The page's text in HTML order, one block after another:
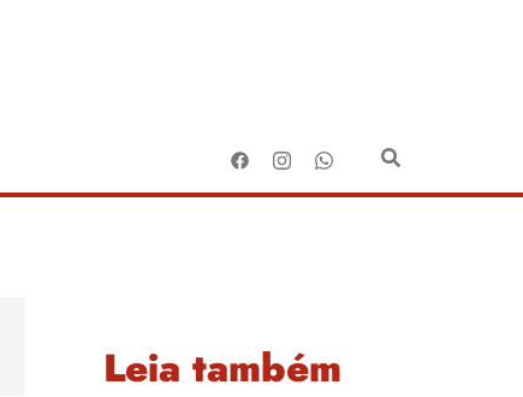
Leia também